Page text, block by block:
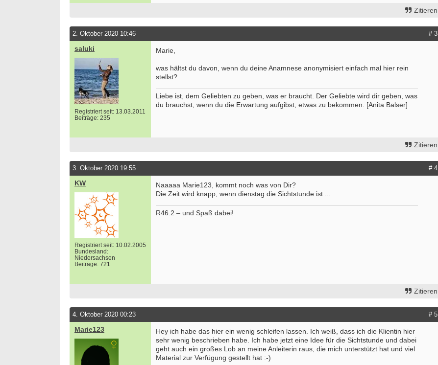
Zitieren
2. Oktober 2020 10:46 # 3
saluki
Registriert seit: 13.03.2011
Beiträge: 235
Marie,
was hältst du davon, wenn du deine Anamnese anonymisiert einfach mal hier rein
stellst?
Liebe ist, dem Geliebten zu geben, was er braucht. Der Geliebte wird dir geben, was
du brauchst, wenn du die Erwartung aufgibst, etwas zu bekommen. [Anita Balser]
Zitieren
3. Oktober 2020 19:55 # 4
KW
Registriert seit: 10.02.2005
Bundesland:
Niedersachsen
Beiträge: 721
Naaaaa Marie123, kommt noch was von Dir?
Die Zeit wird knapp, wenn dienstag die Sichtstunde ist ...
R46.2 – und Spaß dabei!
Zitieren
4. Oktober 2020 00:23 # 5
Marie123
Hey ich habe das hier ein wenig schleifen lassen. Ich weiß, dass ich die Klientin hier
sehr wenig beschrieben habe. Ich habe jetzt eine Idee für die Sichtstunde und dabei
geht auch ein großes Lob an meine Anleiterin raus, die mich unterstützt hat und viel
Material zur Verfügung gestellt hat :-)
weitere Praktikumsgesuche